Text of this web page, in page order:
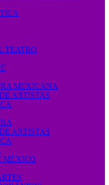
TEATRO
MEXICANA
ARTISTAS
ARTISTAS
MÉXICO